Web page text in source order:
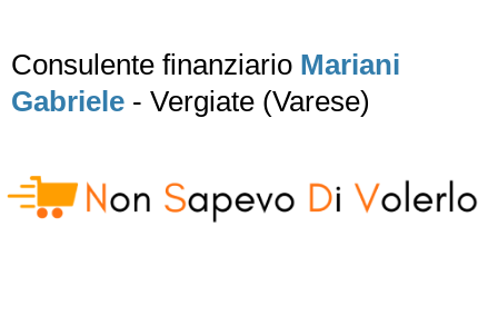
Consulente finanziario Mariani
Gabriele - Vergiate (Varese)